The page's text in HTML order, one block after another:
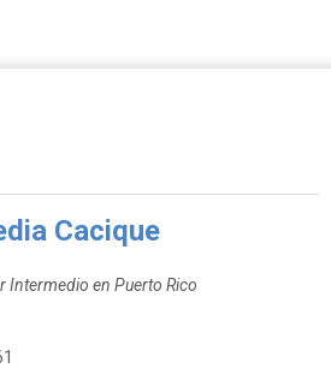
Cacique
Intermedio en Puerto Rico